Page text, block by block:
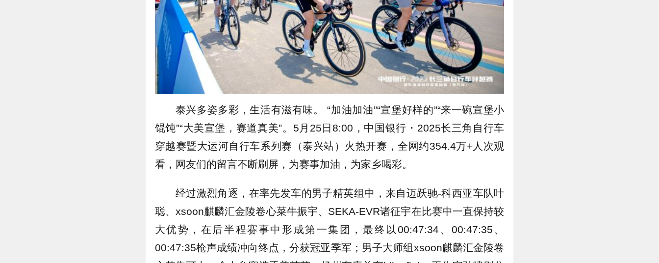
泰兴多姿多彩，生活有滋有味。 “加油加油”“宣堡好样的”“来一碗宣堡小
馄饨”“大美宣堡，赛道真美”。5月25日8:00，中国银行・2025长三角自行车
穿越赛暨大运河自行车系列赛（泰兴站）火热开赛，全网约354.4万+人次观
看，网友们的留言不断刷屏，为赛事加油，为家乡喝彩。
经过激烈角逐，在率先发车的男子精英组中，来自迈跃驰-科西亚车队叶
聪、xsoon麒麟汇金陵卷心菜牛振宇、SEKA-EVR诸征宇在比赛中一直保持较
大优势，在后半程赛事中形成第一集团，最终以00:47:34、00:47:35、
00:47:35枪声成绩冲向终点，分获冠亚季军；男子大师组xsoon麒麟汇金陵卷